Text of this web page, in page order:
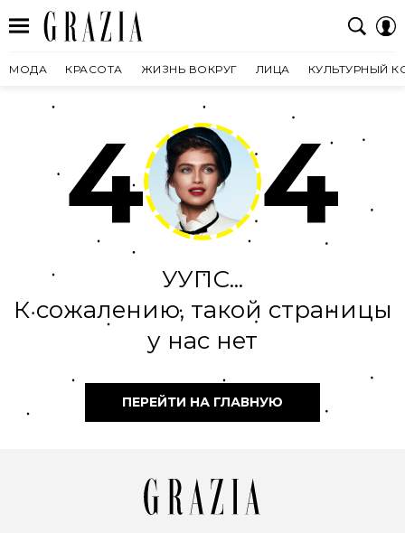
МОДА КРАСОТА ЖИЗНЬ ВОКРУГ ЛИЦА КУЛЬТУРНЫЙ
4 4
УУПС...
К сожалению, такой страницы
у нас нет
ПЕРЕЙТИ НА ГЛАВНУЮ